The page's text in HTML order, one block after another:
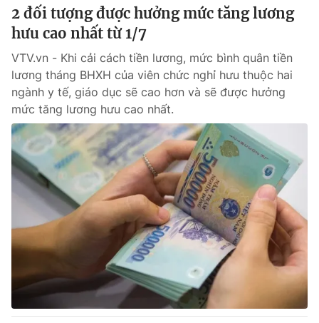
2 đối tượng được hưởng mức tăng lương
hưu cao nhất từ 1/7
VTV.vn - Khi cải cách tiền lương, mức bình quân tiền
lương tháng BHXH của viên chức nghỉ hưu thuộc hai
ngành y tế, giáo dục sẽ cao hơn và sẽ được hưởng
mức tăng lương hưu cao nhất.